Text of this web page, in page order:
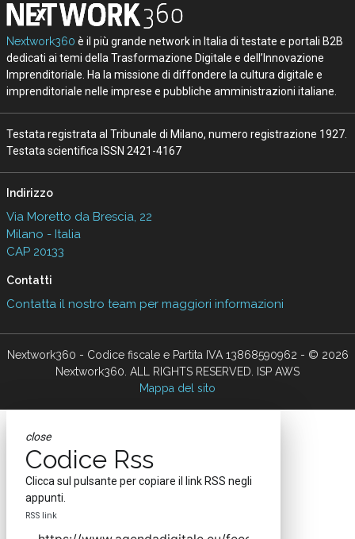
Nextwork360 è il più grande network in Italia di testate e portali B2B
dedicati ai temi della Trasformazione Digitale e dell’Innovazione
Imprenditoriale. Ha la missione di diffondere la cultura digitale e
imprenditoriale nelle imprese e pubbliche amministrazioni italiane.
Testata registrata al Tribunale di Milano, numero registrazione 1927.
Testata scientifica ISSN 2421-4167
Indirizzo
Via Moretto da Brescia, 22
Milano - Italia
CAP 20133
Contatti
Contatta il nostro team per maggiori informazioni
Nextwork360 - Codice fiscale e Partita IVA 13868590962 - © 2026
Nextwork360. ALL RIGHTS RESERVED. ISP AWS
Mappa del sito
close
Codice Rss
Clicca sul pulsante per copiare il link RSS negli
appunti.
RSS link